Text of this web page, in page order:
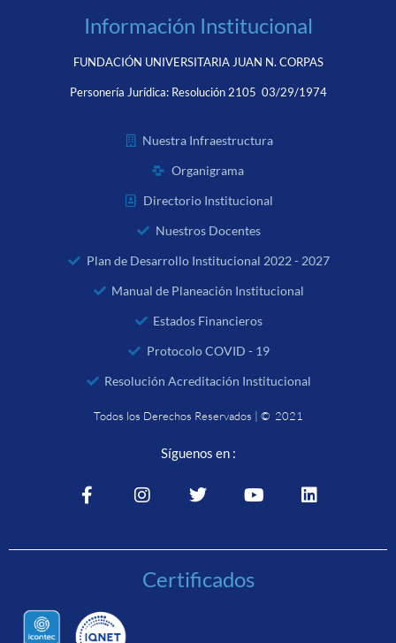
Información Institucional
FUNDACIÓN UNIVERSITARIA JUAN N. CORPAS
Personería Jurídica: Resolución 2105 03/29/1974
Nuestra Infraestructura
Organigrama
Directorio Institucional
Nuestros Docentes
Plan de Desarrollo Institucional 2022 - 2027
Manual de Planeación Institucional
Estados Financieros
Protocolo COVID - 19
Resolución Acreditación Institucional
Todos los Derechos Reservados | © 2021
Síguenos en :
Certificados